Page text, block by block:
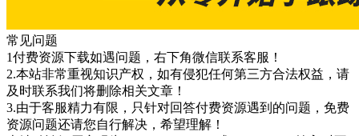
常见问题
1付费资源下载如遇问题，右下角微信联系客服！
2.本站非常重视知识产权，如有侵犯任何第三方合法权益，请
及时联系我们将删除相关文章！
3.由于客服精力有限，只针对回答付费资源遇到的问题，免费
资源问题还请您自行解决，希望理解！